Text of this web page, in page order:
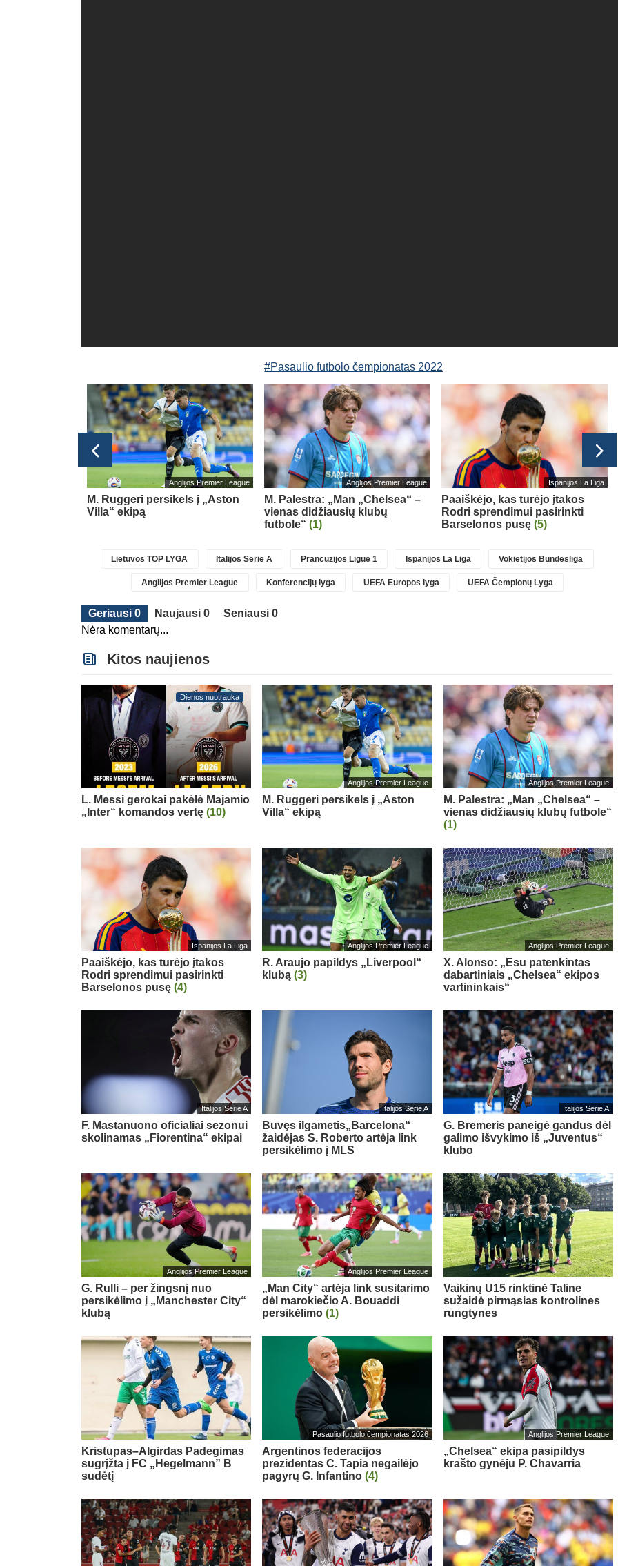
#Pasaulio futbolo čempionatas 2022
Anglijos Premier League
M. Ruggeri persikels į „Aston
Villa“ ekipą
Anglijos Premier League
M. Palestra: „Man „Chelsea“ –
vienas didžiausių klubų
futbole“ (1)
Ispanijos La Liga
Paaiškėjo, kas turėjo įtakos
Rodri sprendimui pasirinkti
Barselonos pusę (5)
Lietuvos TOP LYGA Italijos Serie A Prancūzijos Ligue 1 Ispanijos La Liga Vokietijos Bundesliga
Anglijos Premier League Konferencijų lyga UEFA Europos lyga UEFA Čempionų Lyga
Geriausi 0 Naujausi 0
Seniausi 0
Nėra komentarų...
Kitos naujienos
Dienos nuotrauka
L. Messi gerokai pakėlė Majamio
„Inter“ komandos vertę (10)
Anglijos Premier League
M. Ruggeri persikels į „Aston
Villa“ ekipą
Anglijos Premier League
M. Palestra: „Man „Chelsea“ –
vienas didžiausių klubų futbole“
(1)
Ispanijos La Liga
Paaiškėjo, kas turėjo įtakos
Rodri sprendimui pasirinkti
Barselonos pusę (4)
Anglijos Premier League
R. Araujo papildys „Liverpool“
klubą(3)
Anglijos Premier League
X. Alonso: „Esu patenkintas
dabartiniais „Chelsea“ ekipos
vartininkais“
Italijos Serie A
F. Mastanuono oficialiai sezonui
skolinamas „Fiorentina“ ekipai
Italijos Serie A
Buvęs ilgametis„Barcelona“
žaidėjas S. Roberto artėja link
persikėlimo į MLS
Italijos Serie A
G. Bremeris paneigė gandus dėl
galimo išvykimo iš „Juventus“
klubo
Anglijos Premier League
G. Rulli – per žingsnį nuo
persikėlimo į „Manchester City“
klubą
Anglijos Premier League
„Man City“ artėja link susitarimo
dėl marokiečio A. Bouaddi
persikėlimo(1)
Vaikinų U15 rinktinė Taline
sužaidė pirmąsias kontrolines
rungtynes
Kristupas–Algirdas Padegimas
sugrįžta į FC „Hegelmann” B
sudėtį
Pasaulio futbolo čempionatas 2026
Argentinos federacijos
prezidentas C. Tapia negailėjo
pagyrų G. Infantino(4)
Anglijos Premier League
„Chelsea“ ekipa pasipildys
krašto gynėju P. Chavarria